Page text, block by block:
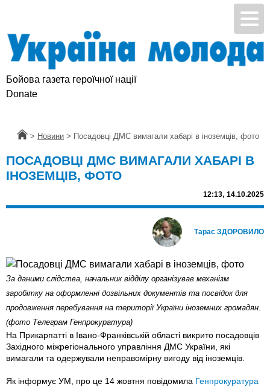
Бойова газета героїчної нації
Donate
Головна
> Новини > Посадовці ДМС вимагали хабарі в іноземців, фото
ПОСАДОВЦІ ДМС ВИМАГАЛИ ХАБАРІ В
ІНОЗЕМЦІВ, ФОТО
12:13, 14.10.2025
Тарас ЗДОРОВИЛО
За даними слідства, начальник відділу організував механізм
заробітку на оформленні дозвільних документів та посвідок для
продовження перебування на території України іноземних громадян.
(фото Телеграм Генпрокуратура)
На Прикарпатті в Івано-Франківській області викрито посадовців
Західного міжрегіонального управління ДМС України, які
вимагали та одержували неправомірну вигоду від іноземців.
Як інформує УМ, про це 14 жовтня повідомила Генпрокуратура